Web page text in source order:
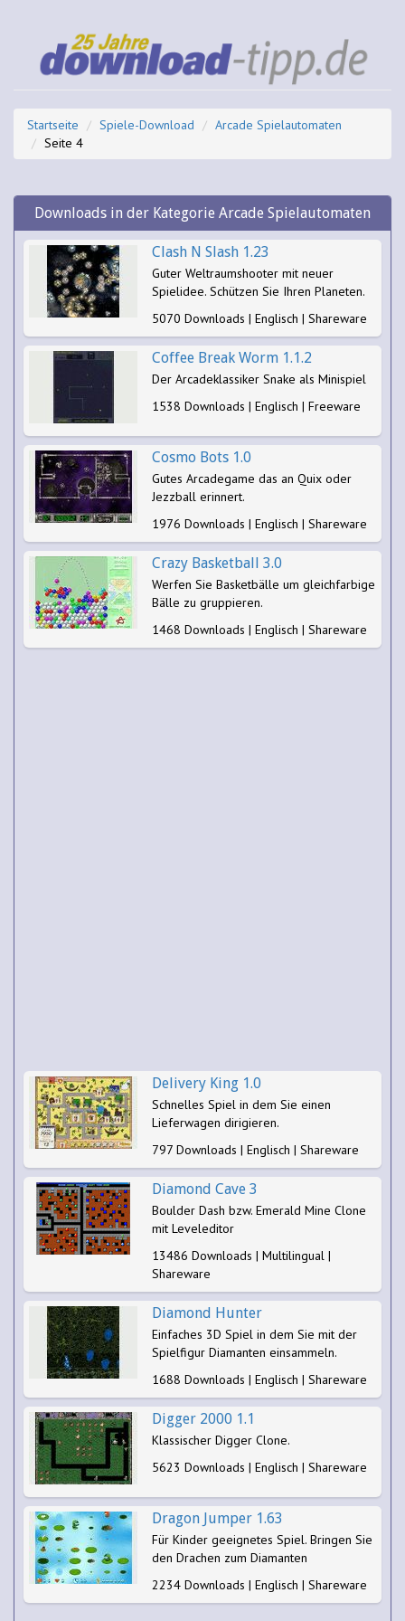
Startseite Spiele-Download
Arcade Spielautomaten
Seite 4
Downloads in der Kategorie Arcade Spielautomaten
Clash N Slash 1.23
Guter Weltraumshooter mit neuer
Spielidee. Schützen Sie Ihren Planeten.
5070 Downloads | Englisch | Shareware
Coffee Break Worm 1.1.2
Der Arcadeklassiker Snake als Minispiel
1538 Downloads | Englisch | Freeware
Cosmo Bots 1.0
Gutes Arcadegame das an Quix oder
Jezzball erinnert.
1976 Downloads | Englisch | Shareware
Crazy Basketball 3.0
Werfen Sie Basketbälle um gleichfarbige
Bälle zu gruppieren.
1468 Downloads | Englisch | Shareware
Delivery King 1.0
Schnelles Spiel in dem Sie einen
Lieferwagen dirigieren.
797 Downloads | Englisch | Shareware
Diamond Cave 3
Boulder Dash bzw. Emerald Mine Clone
mit Leveleditor
13486 Downloads | Multilingual |
Shareware
Diamond Hunter
Einfaches 3D Spiel in dem Sie mit der
Spielfigur Diamanten einsammeln.
1688 Downloads | Englisch | Shareware
Digger 2000 1.1
Klassischer Digger Clone.
5623 Downloads | Englisch | Shareware
Dragon Jumper 1.63
Für Kinder geeignetes Spiel. Bringen Sie
den Drachen zum Diamanten
2234 Downloads | Englisch | Shareware